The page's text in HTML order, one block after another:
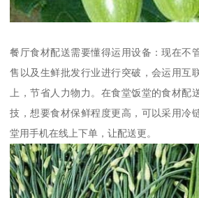
餐厅食材配送需要懂得运用设备：现在不
售以及生鲜批发行业进行突破，会运用互
上，节省人力物力。在食堂饭堂的食材配
技，想要食材保鲜程度更高，可以采用冷
堂用手机在线上下单，让配送更。